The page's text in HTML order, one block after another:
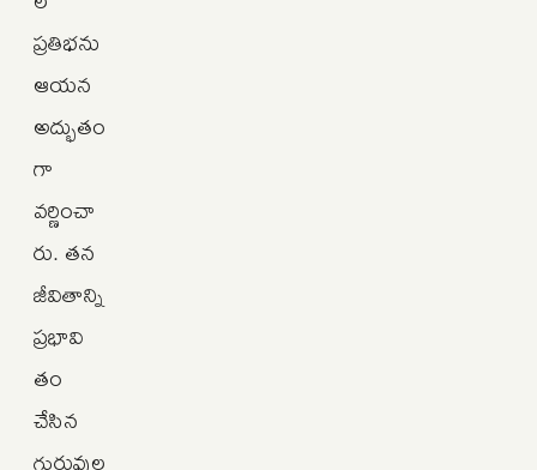
ప్రతిభను
ఆయన
అద్భుతం
గా
వర్ణించా
రు. తన
జీవితాన్ని
ప్రభావి
తం
చేసిన